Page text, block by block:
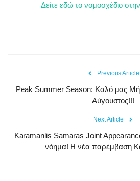
Δείτε εδώ το νομοσχέδιο
Previous Article
Peak Summer Season: Kαλό μας
Αύγουστος!!!
Next Article
Karamanlis Samaras Joint
νόημα! Η νέα παρέμβαση